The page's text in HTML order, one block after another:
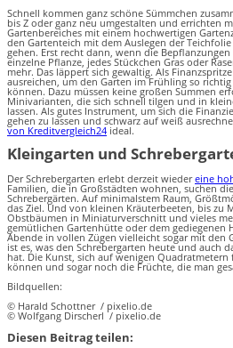
Schnell kommen ganz schöne Sümmchen
bis Z oder ganz neu umgestalten und errichten
Gartenbereiches mit einem hochwertigen
den Gartenteich mit dem Auslegen der
gehen. Erst recht dann, wenn die
einzelne Pflanze, jedes Stückchen Gras oder
mehr. Das läppert sich gewaltig. Als
ausreichen, um den Garten im Frühling so
können. Dazu müssen keine großen Summen
Minivarianten, die sich schnell tilgen und in
lassen. Als gutes Instrument, um sich die
gehen zu lassen und schwarz auf weiß
von Kreditvergleich24 ideal.
Kleingarten und
Der Schrebergarten erlebt derzeit wiedereine
Familien, die in Großstädten wohnen, suchen
Schrebergärten. Auf minimalstem Raum,
das Ziel. Und von kleinen Kräuterbeeten, bis zu
Obstbäumen in Miniaturverschnitt und vieles
gemütlichen Gartenhütte oder dem gediegenen
Abende in vollen Zügen vielleicht sogar mit den
ist es, was den Schrebergarten heute und auch
hat. Die Kunst, sich auf wenigen
können und sogar noch die Früchte, die man
Bildquellen:
© Harald Schottner / pixelio.de
© Wolfgang Dirscherl / pixelio.de
Diesen Beitrag teilen: